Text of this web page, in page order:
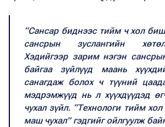
“Сансар биднээс тийм ч хол
сансрын зуслангийн
Хэдийгээр зарим нэгэн
байгаа зүйлүүд маань
санагдаж болох ч түүний
мэдрэмжүүд нь л хүүхдүүдэд
чухал зүйл. “Технологи тийм
маш чухал” гэдгийг ойлгуулж